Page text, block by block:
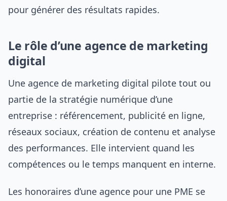
pour générer des résultats rapides.
Le rôle d’une agence de marketing
digital
Une agence de marketing digital pilote tout ou
partie de la stratégie numérique d’une
entreprise : référencement, publicité en ligne,
réseaux sociaux, création de contenu et analyse
des performances. Elle intervient quand les
compétences ou le temps manquent en interne.
Les honoraires d’une agence pour une PME se